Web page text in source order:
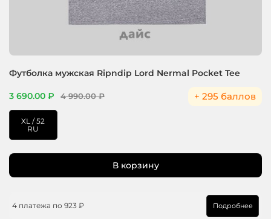
Футболка мужская Ripndip Lord Nermal Pocket Tee
3 690.00 ₽ 4 990.00 ₽ + 295 баллов
В корзину
4 платежа по 923 ₽ Подробнее
XL / 52
RU